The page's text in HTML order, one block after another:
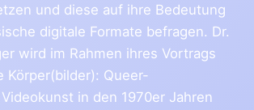
und diese auf ihre Bedeutung
digitale Formate befragen. Dr.
wird im Rahmen ihres Vortrags
Körper(bilder): Queer-
in den 1970er Jahren